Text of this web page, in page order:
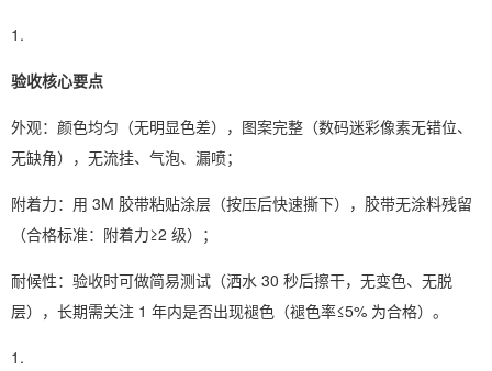
验收核心要点
外观：颜色均匀（无明显色差），图案完整（数码迷彩像素无错位、
无缺角），无流挂、气泡、漏喷；
附着力：用 3M 胶带粘贴涂层（按压后快速撕下），胶带无涂料残留
（合格标准：附着力≥2 级）；
耐候性：验收时可做简易测试（洒水 30 秒后擦干，无变色、无脱
层），长期需关注 1 年内是否出现褪色（褪色率≤5% 为合格）。